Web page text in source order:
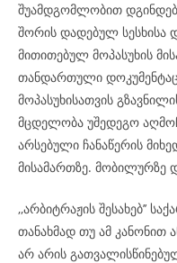
შუამდგომლობით
შორის დადებულ სესხისა
მითითებულ მოპასუხის
თანდართული
მოპასუხისათვის
მცდელობა უშედეგო
არსებული ჩანაწერის
მისამართზე. მობილურზე
,,არბიტრაჟის შესახებ’’
თანახმად თუ ამ კანონით
არ არის